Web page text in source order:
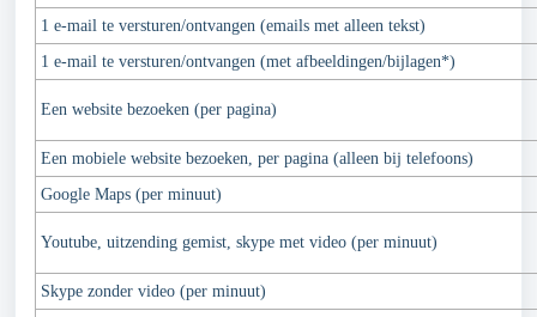
1 e-mail te versturen/ontvangen (emails met alleen tekst)
1 e-mail te versturen/ontvangen (met afbeeldingen/bijlagen*)
Een website bezoeken (per pagina)
Een mobiele website bezoeken, per pagina (alleen bij telefoons)
Google Maps (per minuut)
Youtube, uitzending gemist, skype met video (per minuut)
Skype zonder video (per minuut)